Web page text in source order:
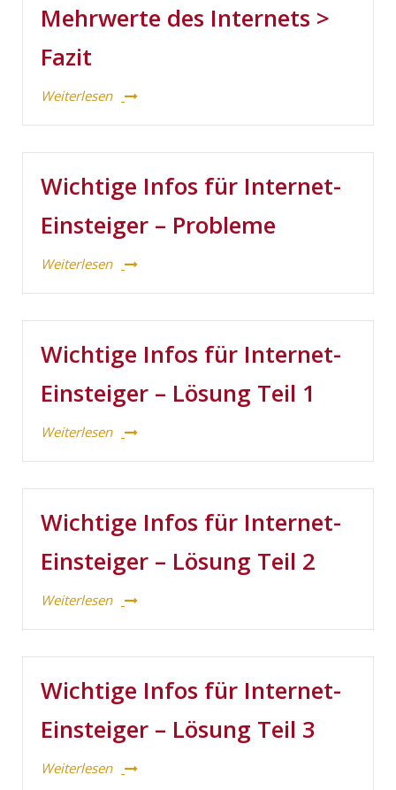
Mehrwerte des Internets >
Fazit
Weiterlesen
Wichtige Infos für Internet-
Einsteiger – Probleme
Weiterlesen
Wichtige Infos für Internet-
Einsteiger – Lösung Teil 1
Weiterlesen
Wichtige Infos für Internet-
Einsteiger – Lösung Teil 2
Weiterlesen
Wichtige Infos für Internet-
Einsteiger – Lösung Teil 3
Weiterlesen